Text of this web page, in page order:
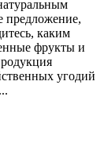
предложение,
каким
фрукты и
угодий